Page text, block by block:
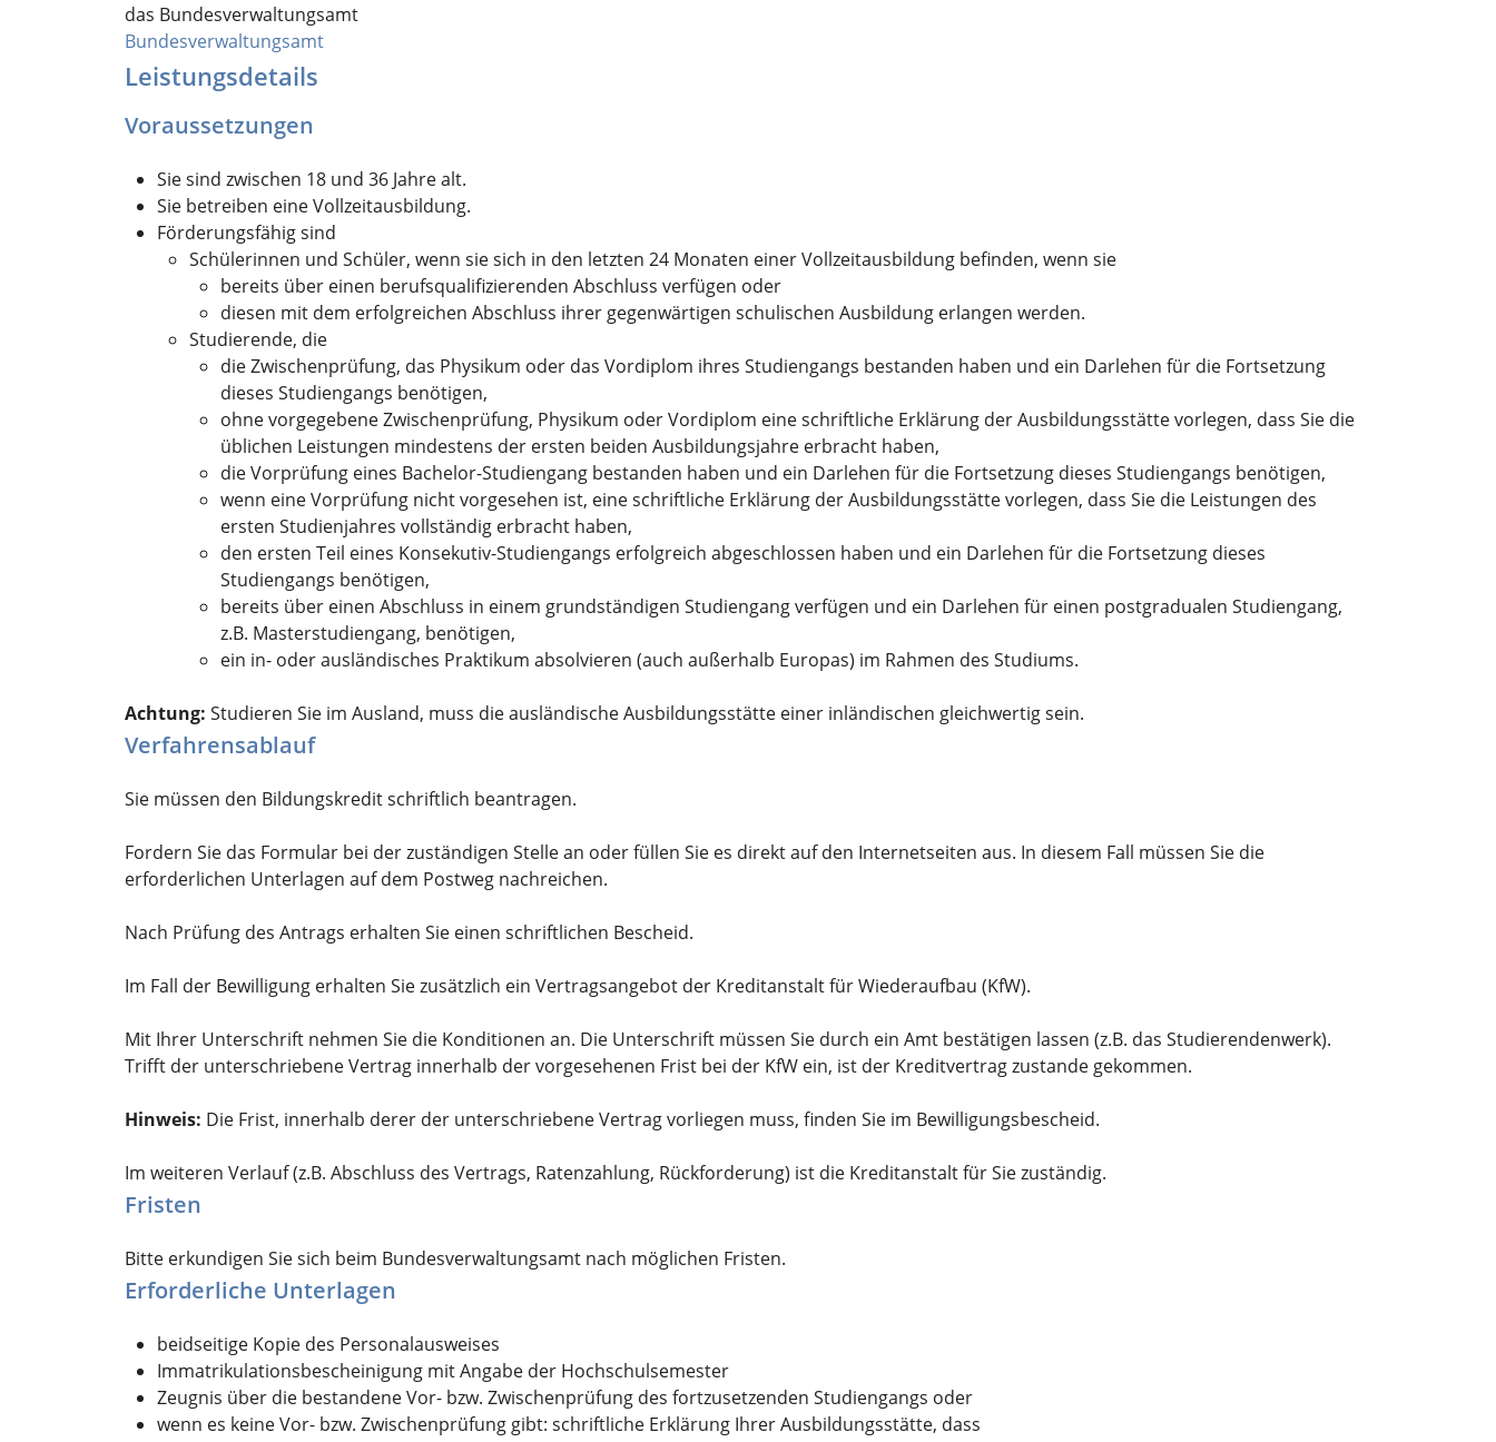
das Bundesverwaltungsamt
Bundesverwaltungsamt
Leistungsdetails
Voraussetzungen
Sie sind zwischen 18 und 36 Jahre alt.
Sie betreiben eine Vollzeitausbildung.
Förderungsfähig sind
Schülerinnen und Schüler, wenn sie sich in den letzten 24 Monaten einer Vollzeitausbildung befinden, wenn sie
bereits über einen berufsqualifizierenden Abschluss verfügen oder
diesen mit dem erfolgreichen Abschluss ihrer gegenwärtigen schulischen Ausbildung erlangen werden.
Studierende, die
die Zwischenprüfung, das Physikum oder das Vordiplom ihres Studiengangs bestanden haben und ein Darlehen für die Fortsetzung
dieses Studiengangs benötigen,
ohne vorgegebene Zwischenprüfung, Physikum oder Vordiplom eine schriftliche Erklärung der Ausbildungsstätte vorlegen, dass Sie die
üblichen Leistungen mindestens der ersten beiden Ausbildungsjahre erbracht haben,
die Vorprüfung eines Bachelor-Studiengang bestanden haben und ein Darlehen für die Fortsetzung dieses Studiengangs benötigen,
wenn eine Vorprüfung nicht vorgesehen ist, eine schriftliche Erklärung der Ausbildungsstätte vorlegen, dass Sie die Leistungen des
ersten Studienjahres vollständig erbracht haben,
den ersten Teil eines Konsekutiv-Studiengangs erfolgreich abgeschlossen haben und ein Darlehen für die Fortsetzung dieses
Studiengangs benötigen,
bereits über einen Abschluss in einem grundständigen Studiengang verfügen und ein Darlehen für einen postgradualen Studiengang,
z.B. Masterstudiengang, benötigen,
ein in- oder ausländisches Praktikum absolvieren (auch außerhalb Europas) im Rahmen des Studiums.
Achtung: Studieren Sie im Ausland, muss die ausländische Ausbildungsstätte einer inländischen gleichwertig sein.
Verfahrensablauf
Sie müssen den Bildungskredit schriftlich beantragen.
Fordern Sie das Formular bei der zuständigen Stelle an oder füllen Sie es direkt auf den Internetseiten aus. In diesem Fall müssen Sie die
erforderlichen Unterlagen auf dem Postweg nachreichen.
Nach Prüfung des Antrags erhalten Sie einen schriftlichen Bescheid.
Im Fall der Bewilligung erhalten Sie zusätzlich ein Vertragsangebot der Kreditanstalt für Wiederaufbau (KfW).
Mit Ihrer Unterschrift nehmen Sie die Konditionen an. Die Unterschrift müssen Sie durch ein Amt bestätigen lassen (z.B. das Studierendenwerk).
Trifft der unterschriebene Vertrag innerhalb der vorgesehenen Frist bei der KfW ein, ist der Kreditvertrag zustande gekommen.
Hinweis: Die Frist, innerhalb derer der unterschriebene Vertrag vorliegen muss, finden Sie im Bewilligungsbescheid.
Im weiteren Verlauf (z.B. Abschluss des Vertrags, Ratenzahlung, Rückforderung) ist die Kreditanstalt für Sie zuständig.
Fristen
Bitte erkundigen Sie sich beim Bundesverwaltungsamt nach möglichen Fristen.
Erforderliche Unterlagen
beidseitige Kopie des Personalausweises
Immatrikulationsbescheinigung mit Angabe der Hochschulsemester
Zeugnis über die bestandene Vor- bzw. Zwischenprüfung des fortzusetzenden Studiengangs oder
wenn es keine Vor- bzw. Zwischenprüfung gibt: schriftliche Erklärung Ihrer Ausbildungsstätte, dass